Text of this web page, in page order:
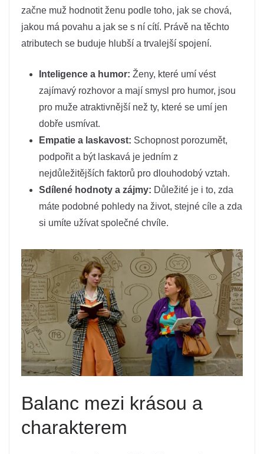
začne muž hodnotit ženu podle toho, jak se chová,
jakou má povahu a jak se s ní cítí. Právě na těchto
atributech se buduje hlubší a trvalejší spojení.
Inteligence a humor: Ženy, které umí vést
zajímavý rozhovor a mají smysl pro humor, jsou
pro muže atraktivnější než ty, které se umí jen
dobře usmívat.
Empatie a laskavost: Schopnost porozumět,
podpořit a být laskavá je jedním z
nejdůležitějších faktorů pro dlouhodobý vztah.
Sdílené hodnoty a zájmy: Důležité je i to, zda
máte podobné pohledy na život, stejné cíle a zda
si umíte užívat společné chvíle.
Balanc mezi krásou a
charakterem